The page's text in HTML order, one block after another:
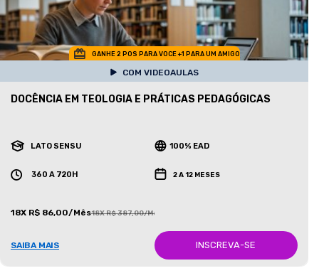
GANHE 2 POS PARA VOCE +1 PARA UM AMIGO
COM VIDEOAULAS
DOCÊNCIA EM TEOLOGIA E PRÁTICAS PEDAGÓGICAS
LATO SENSU 100% EAD
360 A 720H 2 A 12 MESES
18X R$ 86,00/Mês18X R$ 387,00/Mês
SAIBA MAIS INSCREVA-SE